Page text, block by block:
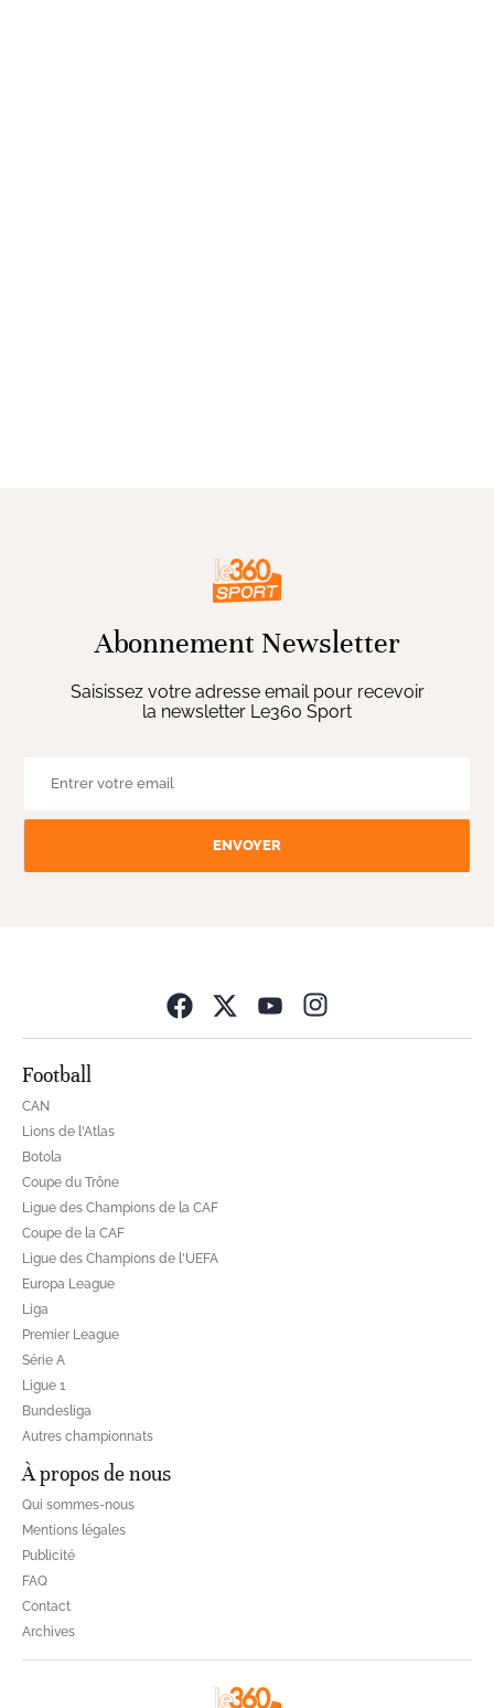
Abonnement Newsletter
Saisissez votre adresse email pour recevoir
la newsletter Le360 Sport
ENVOYER
Football
CAN
Lions de l'Atlas
Botola
Coupe du Trône
Ligue des Champions de la CAF
Coupe de la CAF
Ligue des Champions de l'UEFA
Europa League
Liga
Premier League
Série A
Ligue 1
Bundesliga
Autres championnats
À propos de nous
Qui sommes-nous
Mentions légales
Publicité
FAQ
Contact
Archives